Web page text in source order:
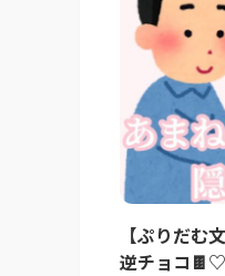
【ぷりだむ
逆チョコ🍫♡